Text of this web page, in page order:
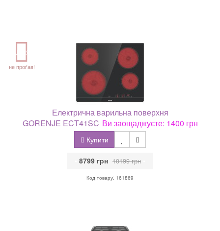
АКЦІЯ
не проґав!
Електрична варильна поверхня
GORENJE ECT41SC Ви заощаджуєте: 1400 грн
Купити
8799 грн 10199 грн
Код товару: 161869